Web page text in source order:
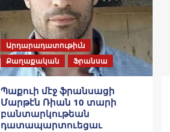
Արդարադատութիւն
Քաղաքական
Ֆրանսա
Պաքուի մէջ ֆրանսացի
Մարթէն Ռիան 10 տարի
բանտարկութեան
դատապարտուեցաւ